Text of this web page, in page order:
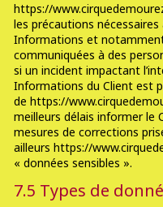
https://
les précautions
Informations et notamment
communiquées à des
si un incident impactant
Informations du Client est
de https://
meilleurs délais informer le
mesures de corrections
ailleurs https://
« données sensibles ».
7.5 Types de